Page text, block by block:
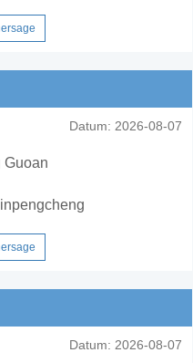
Datum: 2026-08-07
Guoan
Datum: 2026-08-07